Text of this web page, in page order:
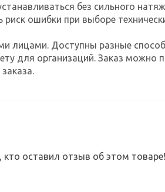
без сильного
риск ошибки при выборе
лицами. Доступны разные
для организаций. Заказ
оставил отзыв об этом товаре!